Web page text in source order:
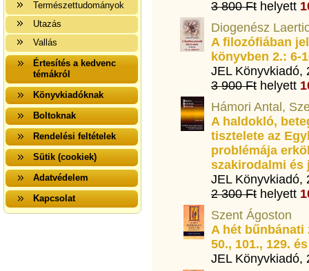
Természettudományok
Utazás
Vallás
Értesítés a kedvenc
témákról
Könyvkiadóknak
Boltoknak
Rendelési feltételek
Sütik (cookiek)
Adatvédelem
Kapcsolat
3 800 Ft helyett
Diogenész
A filozófiában
könyvben 2.: 6-
JEL Könyvkiadó,
3 900 Ft helyett
Hámori Antal,
A haldokló,
tisztelete az
problémája
szakirodalmi és
JEL Könyvkiadó,
2 300 Ft helyett
Szent Ágoston
A hét bűnbánati
50., 101., 129.
JEL Könyvkiadó,